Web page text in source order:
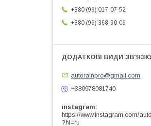
+380 (99) 017-07-52
+380 (96) 368-90-06
autorainpro@gmail.com
+380978081740
instagram
https://www.instagram.com/
?hl=ru